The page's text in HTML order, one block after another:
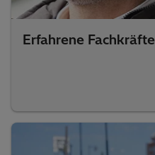
Erfahrene Fachkräfte